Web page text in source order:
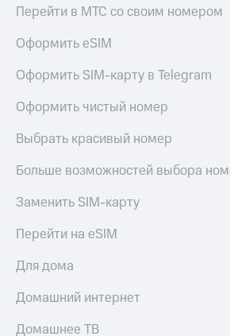
Перейти в МТС со своим номером
Оформить eSIM
Оформить SIM-карту в Telegram
Оформить чистый номер
Выбрать красивый номер
Больше возможностей выбора
Заменить SIM-карту
Перейти на eSIM
Для дома
Домашний интернет
Домашнее ТВ